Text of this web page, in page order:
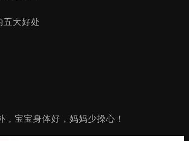
五大好处
宝宝身体好，妈妈少操心！